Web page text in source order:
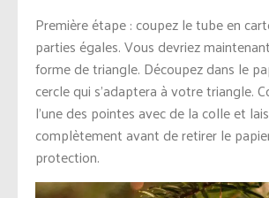
Première étape : coupez le tube en
parties égales. Vous devriez
forme de triangle. Découpez dans le
cercle qui s’adaptera à votre triangle.
l’une des pointes avec de la colle et
complètement avant de retirer le
protection.